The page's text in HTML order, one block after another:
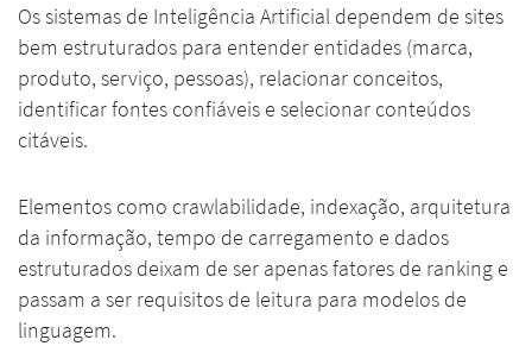
Os sistemas de Inteligência Artificial dependem de sites
bem estruturados para entender entidades (marca,
produto, serviço, pessoas), relacionar conceitos,
identificar fontes confiáveis e selecionar conteúdos
citáveis.
Elementos como crawlabilidade, indexação, arquitetura
da informação, tempo de carregamento e dados
estruturados deixam de ser apenas fatores de ranking e
passam a ser requisitos de leitura para modelos de
linguagem.